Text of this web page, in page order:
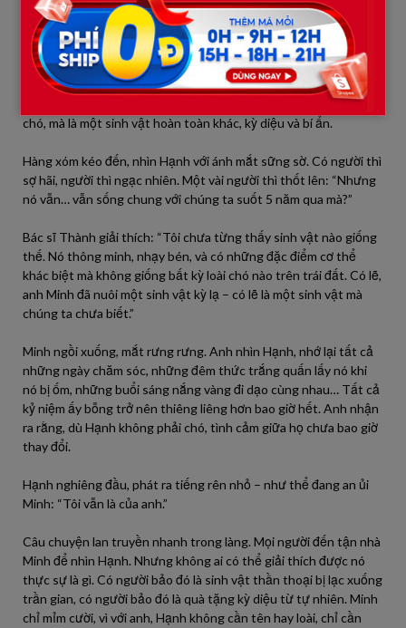
cười hiểu được cảm xúc của anh. Minh cúi xuống, sờ lên đầu nó,
và bỗng nhận ra những dấu hiệu mà anh từng bỏ qua. Hạnh
không bao giờ sủa như chó thông thường, đi đứng nhẹ nhàng
như lướt trên không khí, mắt nó phản chiếu ánh sáng như một
sinh vật linh thiêng. Những hành vi kỳ lạ, những lần thoắt ẩn
thoắt hiện, tất cả bỗng xâu chuỗi lại – anh không nuôi một con
chó, mà là một sinh vật hoàn toàn khác, kỳ diệu và bí ẩn.
Hàng xóm kéo đến, nhìn Hạnh với ánh mắt sững sờ. Có người thì
sợ hãi, người thì ngạc nhiên. Một vài người thì thốt lên: “Nhưng
nó vẫn… vẫn sống chung với chúng ta suốt 5 năm qua mà?”
Bác sĩ Thành giải thích: “Tôi chưa từng thấy sinh vật nào giống
thế. Nó thông minh, nhạy bén, và có những đặc điểm cơ thể
khác biệt mà không giống bất kỳ loài chó nào trên trái đất. Có lẽ,
anh Minh đã nuôi một sinh vật kỳ lạ – có lẽ là một sinh vật mà
chúng ta chưa biết.”
Minh ngồi xuống, mắt rưng rưng. Anh nhìn Hạnh, nhớ lại tất cả
những ngày chăm sóc, những đêm thức trắng quấn lấy nó khi
nó bị ốm, những buổi sáng nắng vàng đi dạo cùng nhau… Tất cả
kỷ niệm ấy bỗng trở nên thiêng liêng hơn bao giờ hết. Anh nhận
ra rằng, dù Hạnh không phải chó, tình cảm giữa họ chưa bao giờ
thay đổi.
Hạnh nghiêng đầu, phát ra tiếng rên nhỏ – như thể đang an ủi
Minh: “Tôi vẫn là của anh.”
Câu chuyện lan truyền nhanh trong làng. Mọi người đến tận nhà
Minh để nhìn Hạnh. Nhưng không ai có thể giải thích được nó
thực sự là gì. Có người bảo đó là sinh vật thần thoại bị lạc xuống
trần gian, có người bảo đó là quà tặng kỳ diệu từ tự nhiên. Minh
chỉ mỉm cười, vì với anh, Hạnh không cần tên hay loài, chỉ cần